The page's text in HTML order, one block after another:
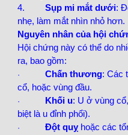
4.
Sụp mi mắt dưới:
nhẹ, làm mắt nhìn nhỏ hơn.
Nguyên nhân của hội
Hội chứng này có thể do
ra, bao gồm:
· Chấn thương: Các
cổ, hoặc vùng đầu.
· Khối u: U ở vùng
biệt là u đỉnh phổi).
· Đột quỵ hoặc các